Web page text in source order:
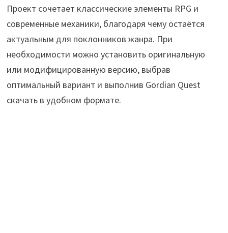
Проект сочетает классические элементы RPG и
современные механики, благодаря чему остаётся
актуальным для поклонников жанра. При
необходимости можно установить оригинальную
или модифицированную версию, выбрав
оптимальный вариант и выполнив Gordian Quest
скачать в удобном формате.